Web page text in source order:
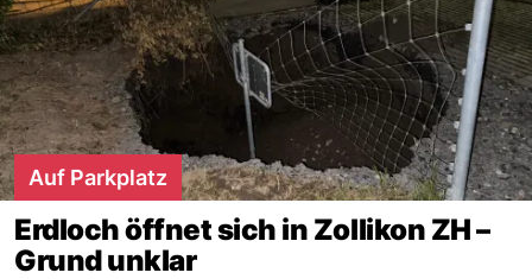
Auf Parkplatz
Erdloch öffnet sich in Zollikon ZH –
Grund unklar